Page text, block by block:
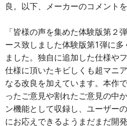
良。以下、メーカーのコメント
「皆様の声を集めた体験版第２
ース致しました体験版第1弾に
ました。独自に追加した仕様や
仕様に頂いたキビしくも超マニ
なる改良を加えています。本作
ったご意見や割れたご意見の中
ン機能として収録し、ユーザー
にお応えできるようまだまだ開